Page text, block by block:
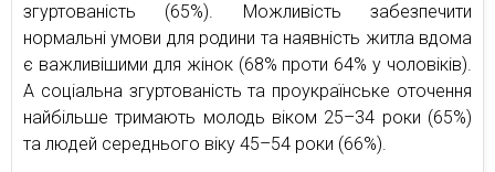
згуртованість (65%). Можливість забезпечити
нормальні умови для родини та наявність житла вдома
є важливішими для жінок (68% проти 64% у чоловіків).
А соціальна згуртованість та проукраїнське оточення
найбільше тримають молодь віком 25–34 роки (65%)
та людей середнього віку 45–54 роки (66%).